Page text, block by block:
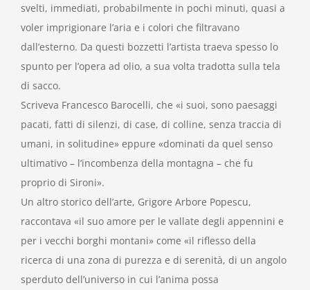
svelti, immediati, probabilmente in pochi minuti, quasi a
voler imprigionare l’aria e i colori che filtravano
dall’esterno. Da questi bozzetti l’artista traeva spesso lo
spunto per l’opera ad olio, a sua volta tradotta sulla tela
di sacco.
Scriveva Francesco Barocelli, che «i suoi, sono paesaggi
pacati, fatti di silenzi, di case, di colline, senza traccia di
umani, in solitudine» eppure «dominati da quel senso
ultimativo – l’incombenza della montagna – che fu
proprio di Sironi».
Un altro storico dell’arte, Grigore Arbore Popescu,
raccontava «il suo amore per le vallate degli appennini e
per i vecchi borghi montani» come «il riflesso della
ricerca di una zona di purezza e di serenità, di un angolo
sperduto dell’universo in cui l’anima possa